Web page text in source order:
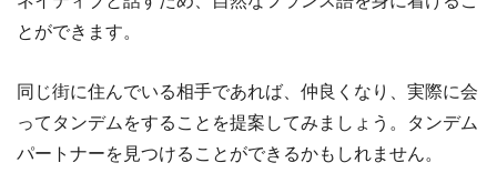
とができます。
同じ街に住んでいる相手であれば、仲良くなり、実際に会
ってタンデムをすることを提案してみましょう。タンデム
パートナーを見つけることができるかもしれません。